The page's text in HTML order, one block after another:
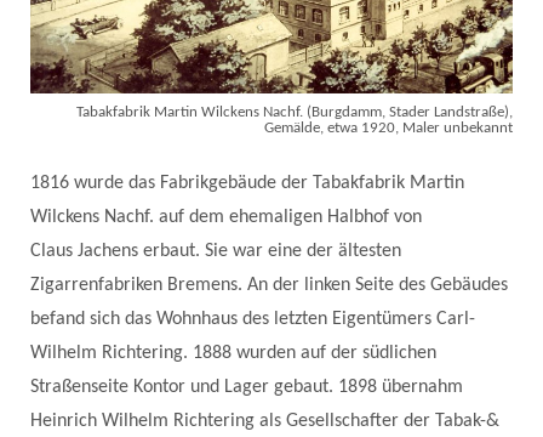
Tabakfabrik Martin Wilckens Nachf. (Burgdamm, Stader Landstraße),
Gemälde, etwa 1920, Maler unbekannt
1816 wurde das Fabrikgebäude der Tabakfabrik Martin
Wilckens Nachf. auf dem ehemaligen Halbhof von
Claus Jachens erbaut. Sie war eine der ältesten
Zigarrenfabriken Bremens. An der linken Seite des Gebäudes
befand sich das Wohnhaus des letzten Eigentümers Carl-
Wilhelm Richtering. 1888 wurden auf der südlichen
Straßenseite Kontor und Lager gebaut. 1898 übernahm
Heinrich Wilhelm Richtering als Gesellschafter der Tabak-&